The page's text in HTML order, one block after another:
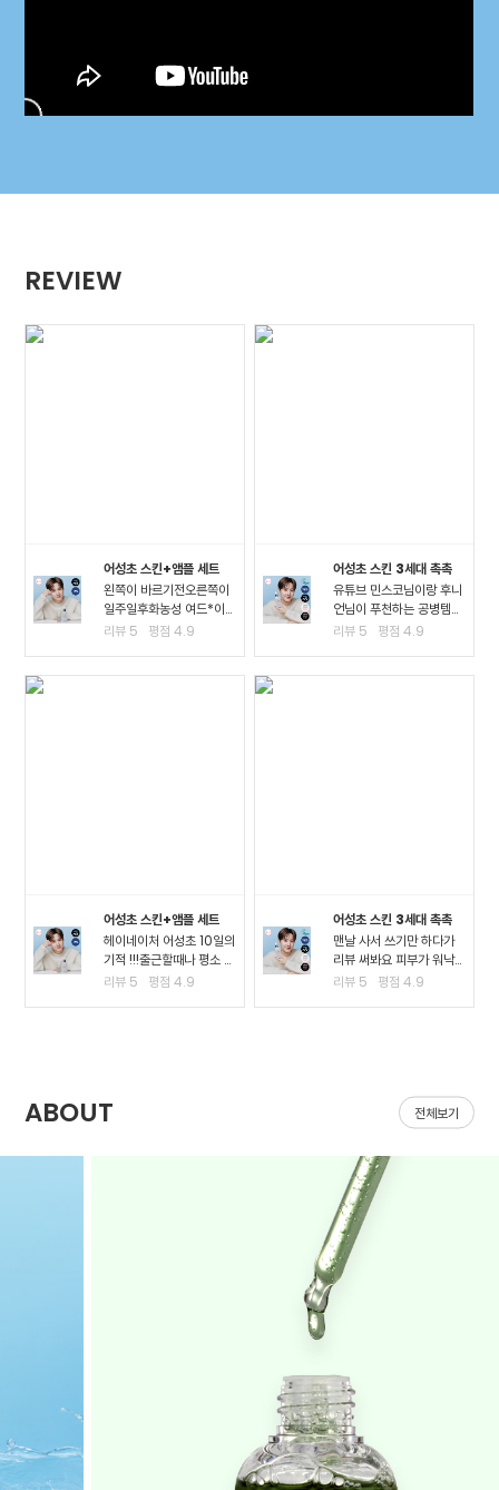
REVIEW
어성초 스킨+앰플 세트
왼쪽이 바르기전오른쪽이
일주일후화농성 여드*이
진짜 많이 진정되고 여드*
리뷰 5 평점4.9
어성초 스킨 3세대 촉촉
유튜브 민스코님이랑 후니
언님이 푸천하는 공병템이
라서 큰 맘먹고 샀는데요!!
리뷰 5 평점4.9
어성초 스킨+앰플 세트
헤이네이처 어성초 10일의
기적 !!!출근할때나 평소 밖
에서 다닐때도 계속 마스
리뷰 5 평점4.9
어성초 스킨 3세대 촉촉
맨날 사서 쓰기만 하다가
리뷰 써봐요 피부가 워낙
여드*성 피부고 툭하면 이
리뷰 5 평점4.9
ABOUT 전체보기